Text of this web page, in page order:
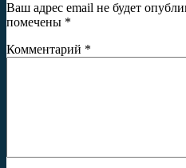
Ваш адрес email не будет
помечены *
Комментарий *